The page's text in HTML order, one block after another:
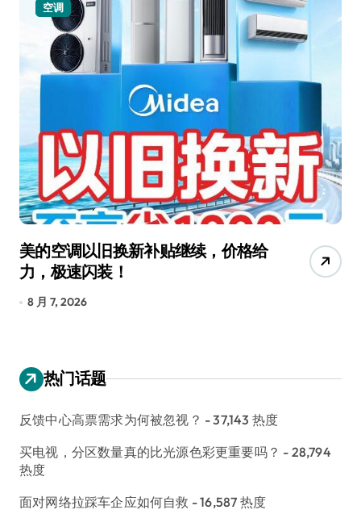
空调
美的空调以旧换新补贴继续，价格给
力，极速闪装！
8 月 7, 2026
热门话题
反馈中心高票需求为何被忽视？ - 37,143 热度
买电视，分区数量真的比光源色彩更重要吗？ - 28,794
热度
面对网络拉踩车企应如何自救 - 16,587 热度